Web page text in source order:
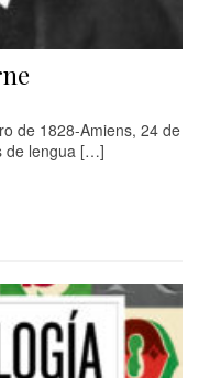
de 1828-Amiens, 24 de
de lengua […]